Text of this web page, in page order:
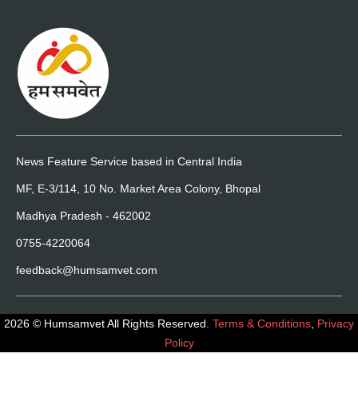
News Feature Service based in Central India
MF, E-3/114, 10 No. Market Area Colony, Bhopal
Madhya Pradesh - 462002
0755-4220064
feedback@humsamvet.com
2026 © Humsamvet All Rights Reserved. Terms & Conditions, Privacy
Policy